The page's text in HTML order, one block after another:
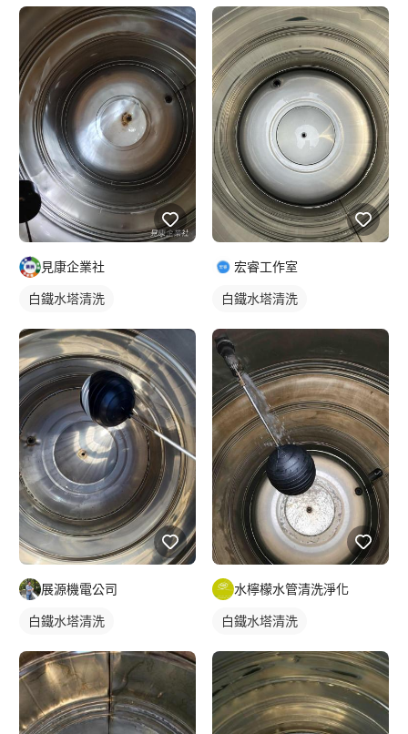
見康企業社
白鐵水塔清洗
展源機電公司
白鐵水塔清洗
宏睿工作室
白鐵水塔清洗
水檸檬水管清洗淨化
白鐵水塔清洗